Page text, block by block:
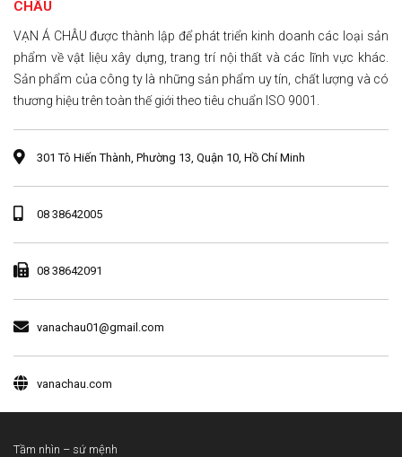
CHÂU
VẠN Á CHÂU được thành lập để phát triển kinh doanh các loại sản
phẩm về vật liệu xây dựng, trang trí nội thất và các lĩnh vực khác.
Sản phẩm của công ty là những sản phẩm uy tín, chất lượng và có
thương hiệu trên toàn thế giới theo tiêu chuẩn ISO 9001.
301 Tô Hiến Thành, Phường 13, Quận 10, Hồ Chí Minh
08 38642005
08 38642091
vanachau01@gmail.com
vanachau.com
Tầm nhìn – sứ mệnh